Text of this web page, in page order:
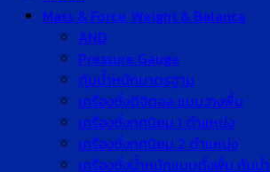
Mass & Force, Weight & Balance
AND
Pressure Gauge
ตุ้มน้ำหนักมาตรฐาน
เครื่องชั่งดิจิตอล แบบวางพื้น
เครื่องชั่งทศนิยม 1 ตำแหน่ง
เครื่องชั่งทศนิยม 2 ตำแหน่ง
เครื่องชั่งน้ำหนักแบบตั้งพื้น กันน้ำ